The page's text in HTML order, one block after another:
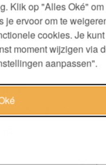
Klik op "Alles Oké" om
je ervoor om te
cookies. Je
moment wijzigen via
aanpassen".
circa 12/13 cm
Mogelijk
Mogelijk
biologisch